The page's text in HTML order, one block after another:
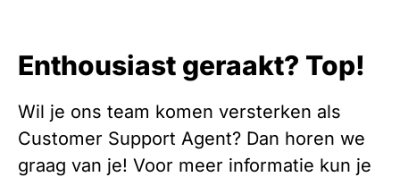
Enthousiast geraakt? Top!
Wil je ons team komen versterken als
Customer Support Agent? Dan horen we
graag van je! Voor meer informatie kun je